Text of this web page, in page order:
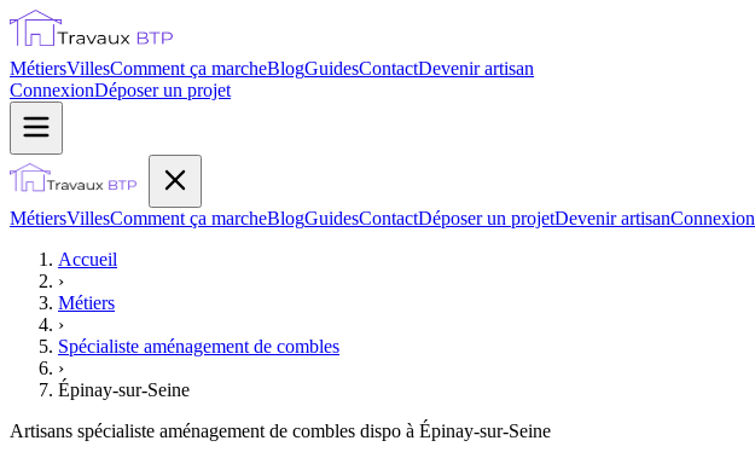
MétiersVillesComment ça marcheBlogGuidesContactDevenir artisan
ConnexionDéposer un projet
MétiersVillesComment ça marcheBlogGuidesContactDéposer un projetDevenir artisanConnexion
Accueil
›
Métiers
›
Spécialiste aménagement de combles
›
Épinay-sur-Seine
Artisans spécialiste aménagement de combles dispo à Épinay-sur-Seine